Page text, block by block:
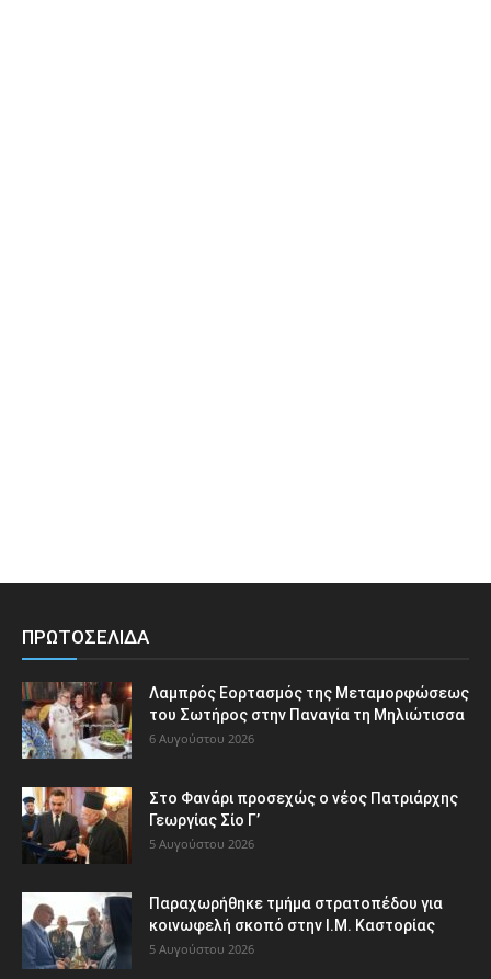
ΠΡΩΤΟΣΕΛΙΔΑ
Λαμπρός Εορτασμός της Μεταμορφώσεως
του Σωτήρος στην Παναγία τη Μηλιώτισσα
6 Αυγούστου 2026
Στο Φανάρι προσεχώς ο νέος Πατριάρχης
Γεωργίας Σίο Γ’
5 Αυγούστου 2026
Παραχωρήθηκε τμήμα στρατοπέδου για
κοινωφελή σκοπό στην Ι.Μ. Καστορίας
5 Αυγούστου 2026